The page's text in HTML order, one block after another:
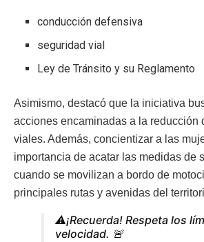
conducción defensiva
seguridad vial
Ley de Tránsito y su Reglamento
Asimismo, destacó que la iniciativa
acciones encaminadas a la reducción
viales. Además, concientizar a las
importancia de acatar las medidas de
cuando se movilizan a bordo de
principales rutas y avenidas del
⚠️¡Recuerda! Respeta los
velocidad. 🚨